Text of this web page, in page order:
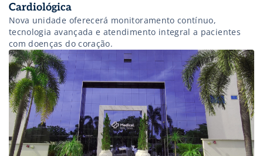
Cardiológica
Nova unidade oferecerá monitoramento contínuo,
tecnologia avançada e atendimento integral a pacientes
com doenças do coração.